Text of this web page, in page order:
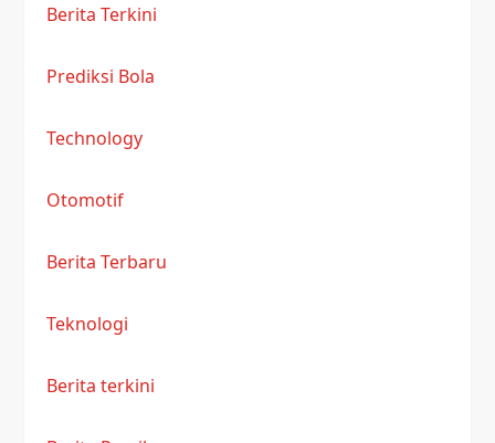
Berita Terkini
Prediksi Bola
Technology
Otomotif
Berita Terbaru
Teknologi
Berita terkini